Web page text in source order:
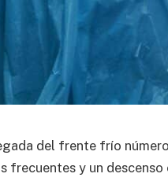
del frente frío
frecuentes y un